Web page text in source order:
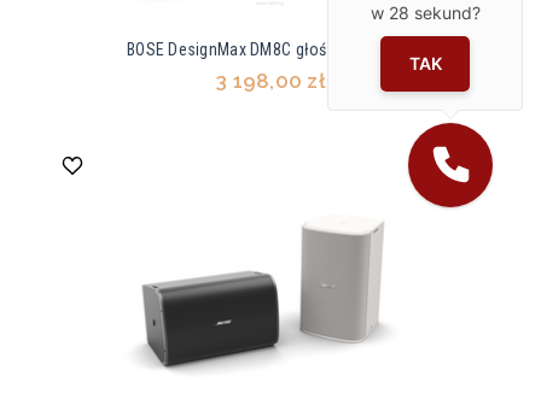
BOSE DesignMax DM8C głośnik sufitowy
3 198,00 zł
w 28 sekund?
TAK